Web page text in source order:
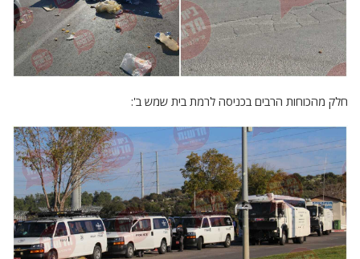
חלק מהכוחות הרבים בכניסה לרמת בית שמש ב':